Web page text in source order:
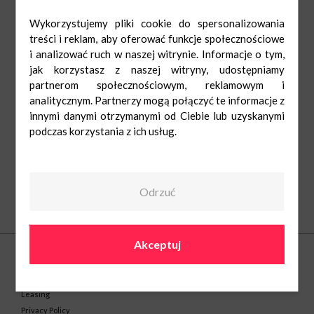
About us
Gift Card
Leasing
Privacy Policy
Wykorzystujemy pliki cookie do spersonalizowania
treści i reklam, aby oferować funkcje społecznościowe
i analizować ruch w naszej witrynie. Informacje o tym,
jak korzystasz z naszej witryny, udostępniamy
partnerom społecznościowym, reklamowym i
analitycznym. Partnerzy mogą połączyć te informacje z
innymi danymi otrzymanymi od Ciebie lub uzyskanymi
podczas korzystania z ich usług.
Odrzuć
Akceptuj